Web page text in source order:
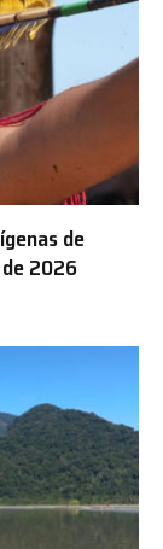
de
2026